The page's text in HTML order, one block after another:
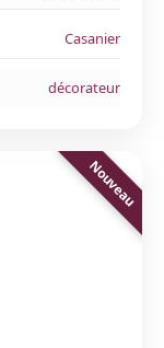
Casanier
décorateur